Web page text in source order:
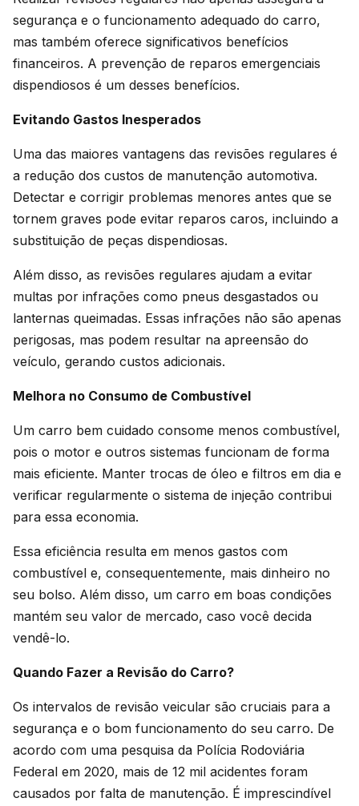
segurança e o funcionamento adequado do carro,
mas também oferece significativos benefícios
financeiros. A prevenção de reparos emergenciais
dispendiosos é um desses benefícios.
Evitando Gastos Inesperados
Uma das maiores vantagens das revisões regulares é
a redução dos custos de manutenção automotiva.
Detectar e corrigir problemas menores antes que se
tornem graves pode evitar reparos caros, incluindo a
substituição de peças dispendiosas.
Além disso, as revisões regulares ajudam a evitar
multas por infrações como pneus desgastados ou
lanternas queimadas. Essas infrações não são apenas
perigosas, mas podem resultar na apreensão do
veículo, gerando custos adicionais.
Melhora no Consumo de Combustível
Um carro bem cuidado consome menos combustível,
pois o motor e outros sistemas funcionam de forma
mais eficiente. Manter trocas de óleo e filtros em dia e
verificar regularmente o sistema de injeção contribui
para essa economia.
Essa eficiência resulta em menos gastos com
combustível e, consequentemente, mais dinheiro no
seu bolso. Além disso, um carro em boas condições
mantém seu valor de mercado, caso você decida
vendê-lo.
Quando Fazer a Revisão do Carro?
Os intervalos de revisão veicular são cruciais para a
segurança e o bom funcionamento do seu carro. De
acordo com uma pesquisa da Polícia Rodoviária
Federal em 2020, mais de 12 mil acidentes foram
causados por falta de manutenção. É imprescindível